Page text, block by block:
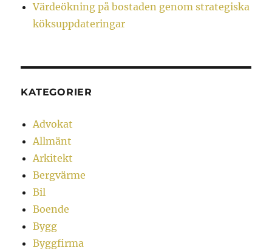
Värdeökning på bostaden genom strategiska
köksuppdateringar
KATEGORIER
Advokat
Allmänt
Arkitekt
Bergvärme
Bil
Boende
Bygg
Byggfirma